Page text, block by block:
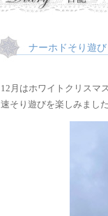
ナーホドそり遊び
12月はホワイトクリスマ
速そり遊びを楽しみまし